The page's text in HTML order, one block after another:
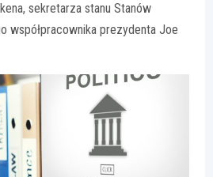
sekretarza stanu Stanów
współpracownika prezydenta Joe